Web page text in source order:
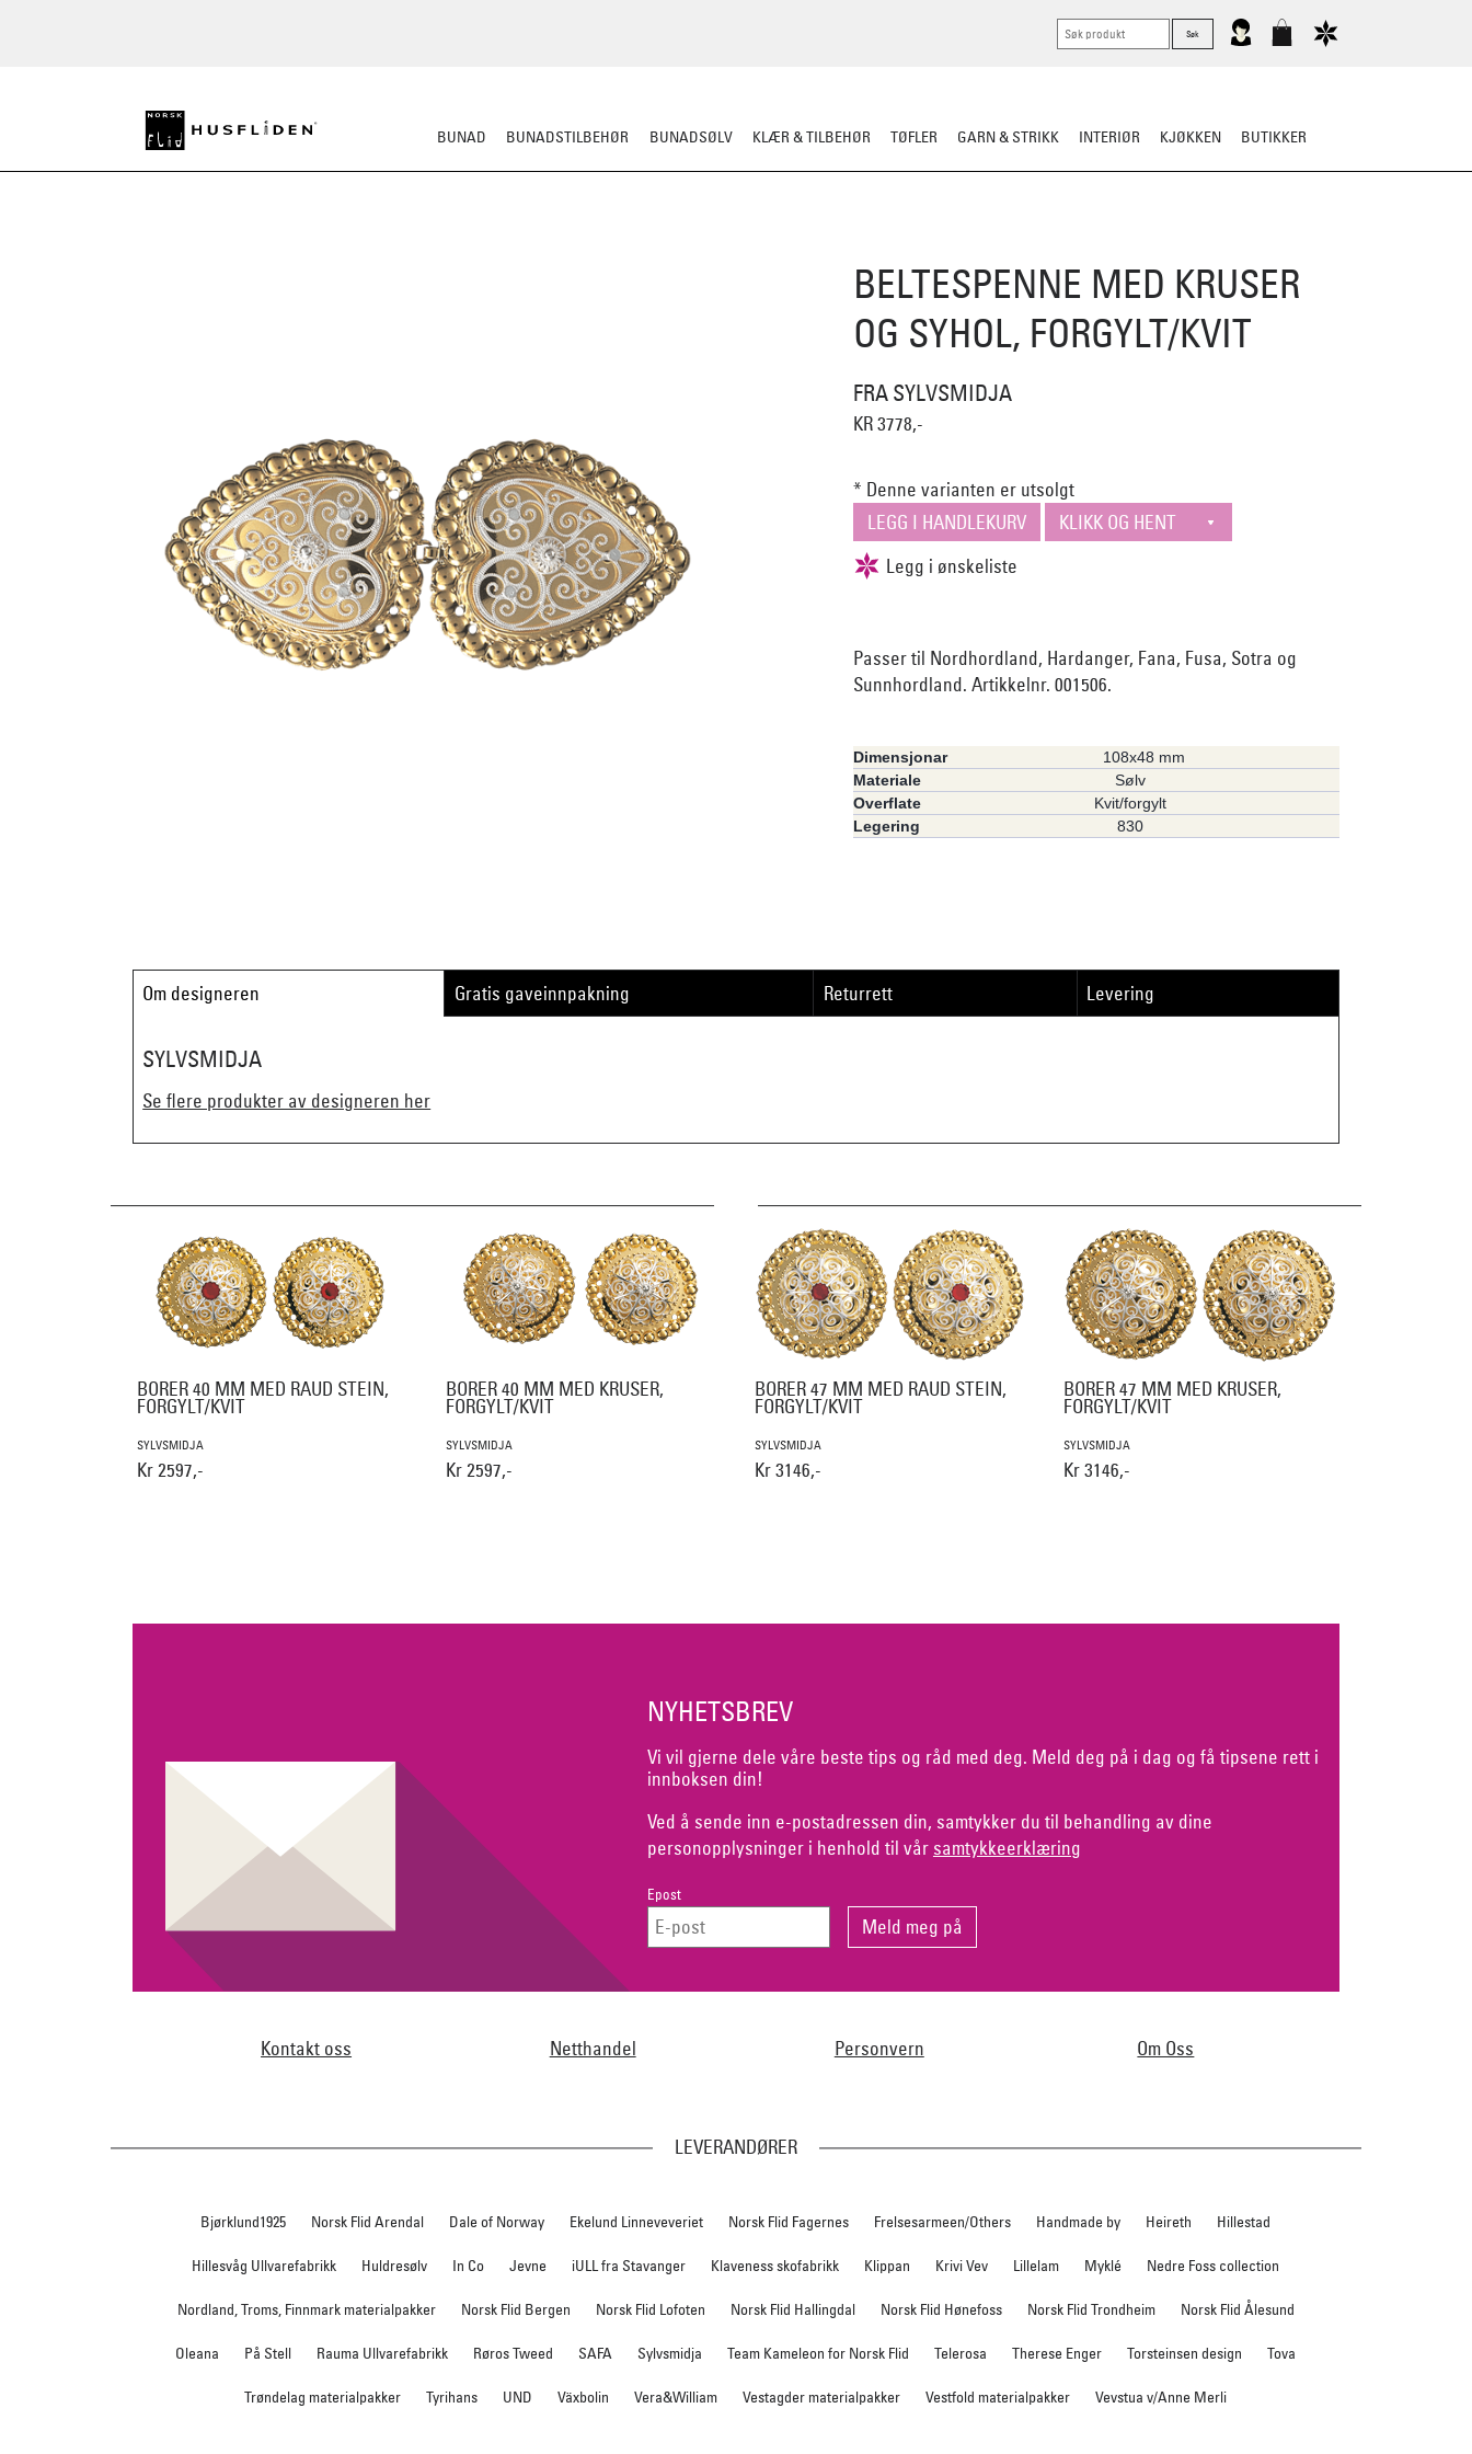
BUNAD BUNADSTILBEHØR BUNADSØLV KLÆR & TILBEHØR TØFLER GARN & STRIKK INTERIØR KJØKKEN BUTIKKER
BELTESPENNE MED KRUSER
OG SYHOL, FORGYLT/KVIT
FRA SYLVSMIDJA
KR 3778,-
* Denne varianten er utsolgt
Passer til Nordhordland, Hardanger, Fana, Fusa, Sotra og
Sunnhordland. Artikkelnr. 001506.
Dimensjonar
108x48 mm
Materiale
Sølv
Overflate
Kvit/forgylt
Legering
830
Om designeren Gratis gaveinnpakning Returrett Levering
SYLVSMIDJA
Se flere produkter av designeren her
BORER 40 MM MED RAUD STEIN,
FORGYLT/KVIT
SYLVSMIDJA
Kr 2597,-
BORER 40 MM MED KRUSER,
FORGYLT/KVIT
SYLVSMIDJA
Kr 2597,-
BORER 47 MM MED RAUD STEIN,
FORGYLT/KVIT
SYLVSMIDJA
Kr 3146,-
BORER 47 MM MED KRUSER,
FORGYLT/KVIT
SYLVSMIDJA
Kr 3146,-
NYHETSBREV
Vi vil gjerne dele våre beste tips og råd med deg. Meld deg på i dag og få tipsene rett i
innboksen din!
Ved å sende inn e-postadressen din, samtykker du til behandling av dine
personopplysninger i henhold til vår samtykkeerklæring
Epost
Kontakt oss Netthandel Personvern Om Oss
LEVERANDØRER
Bjørklund1925 Norsk Flid Arendal Dale of Norway Ekelund Linneveveriet Norsk Flid Fagernes Frelsesarmeen/Others Handmade by Heireth Hillestad
Hillesvåg Ullvarefabrikk Huldresølv In Co Jevne iULL fra Stavanger Klaveness skofabrikk Klippan Krivi Vev Lillelam Myklé Nedre Foss collection
Nordland, Troms, Finnmark materialpakker Norsk Flid Bergen Norsk Flid Lofoten Norsk Flid Hallingdal Norsk Flid Hønefoss Norsk Flid Trondheim Norsk Flid Ålesund
Oleana På Stell Rauma Ullvarefabrikk Røros Tweed SAFA Sylvsmidja Team Kameleon for Norsk Flid Telerosa Therese Enger Torsteinsen design Tova
Trøndelag materialpakker Tyrihans UND Växbolin Vera&William Vestagder materialpakker Vestfold materialpakker Vevstua v/Anne Merli